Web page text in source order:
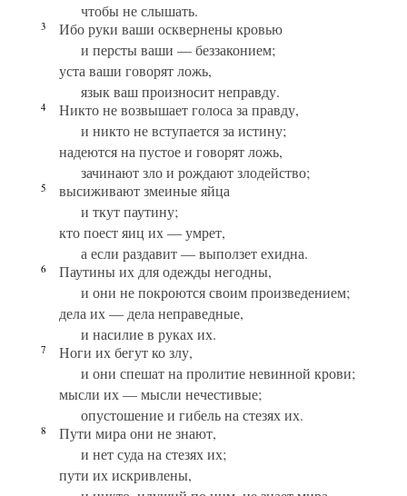
чтобы не слышать.
3
Ибо руки ваши осквернены кровью
и персты ваши — беззаконием;
уста ваши говорят ложь,
язык ваш произносит неправду.
4
Никто не возвышает голоса за правду,
и никто не вступается за истину;
надеются на пустое и говорят ложь,
зачинают зло и рождают злодейство;
5
высиживают змеиные яйца
и ткут паутину;
кто поест яиц их — умрет,
а если раздавит — выползет ехидна.
6
Паутины их для одежды негодны,
и они не покроются своим произведением;
дела их — дела неправедные,
и насилие в руках их.
7
Ноги их бегут ко злу,
и они спешат на пролитие невинной крови;
мысли их — мысли нечестивые;
опустошение и гибель на стезях их.
8
Пути мира они не знают,
и нет суда на стезях их;
пути их искривлены,